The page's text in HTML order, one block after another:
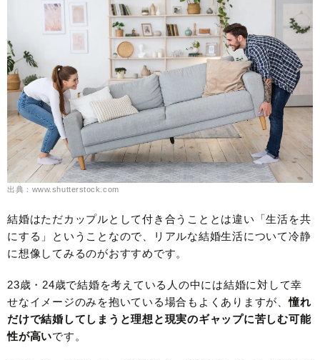
出典：www.shutterstock.com
結婚はただカップルとして付き合うこととは違い「生活を共
にする」ということなので、リアルな結婚生活について冷静
に想像してみるのがおすすめです。
23歳・24歳で結婚を考えている人の中には結婚に対して幸
せなイメージのみを抱いている場合もよくありますが、憧れ
だけで結婚してしまうと理想と現実のギャップに苦しむ可能
性が高いです。